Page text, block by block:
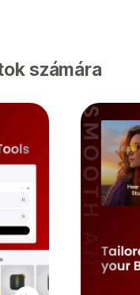
számára